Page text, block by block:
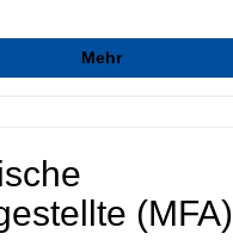
Mehr
(MFA)